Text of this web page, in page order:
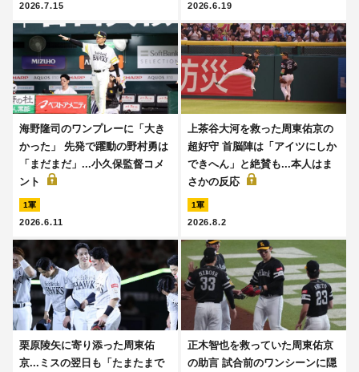
2026.7.15 2026.6.19
海野隆司のワンプレーに「大き
かった」 先発で躍動の野村勇は
「まだまだ」...小久保監督コメ
ント
1軍
2026.6.11
上茶谷大河を救った周東佑京の
超好守 首脳陣は「アイツにしか
できへん」と絶賛も...本人はま
さかの反応
1軍
2026.8.2
栗原陵矢に寄り添った周東佑
京...ミスの翌日も「たまたまで
正木智也を救っていた周東佑京
の助言 試合前のワンシーンに隠